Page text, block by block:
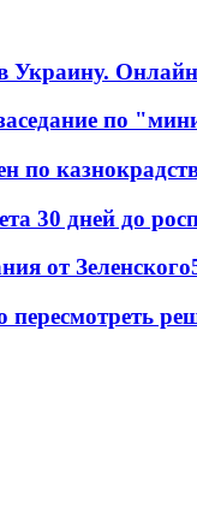
Украину. Онлайн
по
по
30 дней до
от Зеленского
пересмотреть